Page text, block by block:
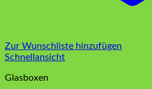
Zur Wunschliste hinzufügen
Schnellansicht
Glasboxen